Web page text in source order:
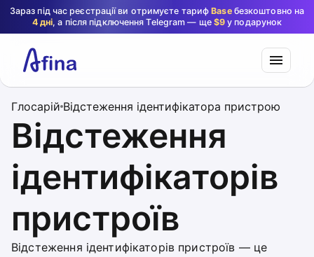
Зараз під час реєстрації ви отримуєте тарифBaseбезкоштовно на
4 дні, а після підключення Telegram — ще $9 у подарунок
Глосарій Відстеження ідентифікатора пристрою
Відстеження
ідентифікаторів
пристроїв
Відстеження ідентифікаторів пристроїв — це